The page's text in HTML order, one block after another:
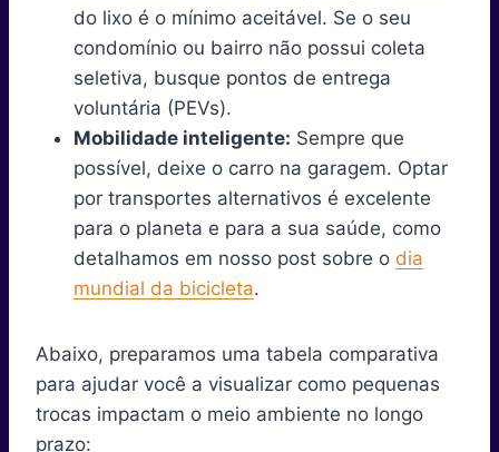
do lixo é o mínimo aceitável. Se o seu
condomínio ou bairro não possui coleta
seletiva, busque pontos de entrega
voluntária (PEVs).
Mobilidade inteligente: Sempre que
possível, deixe o carro na garagem. Optar
por transportes alternativos é excelente
para o planeta e para a sua saúde, como
detalhamos em nosso post sobre o dia
mundial da bicicleta.
Abaixo, preparamos uma tabela comparativa
para ajudar você a visualizar como pequenas
trocas impactam o meio ambiente no longo
prazo: